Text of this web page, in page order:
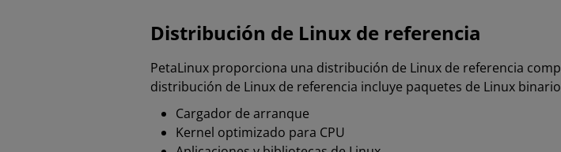
Distribución de Linux de referencia
PetaLinux proporciona una distribución de Linux de referencia
distribución de Linux de referencia incluye paquetes de Linux
Cargador de arranque
Kernel optimizado para CPU